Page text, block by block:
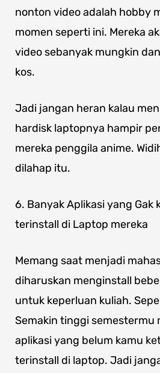
nonton video adalah hobby
momen seperti ini. Mereka
video sebanyak mungkin
kos.
Jadi jangan heran kalau
hardisk laptopnya hampir
mereka penggila anime.
dilahap itu.
6. Banyak Aplikasi yang Gak
terinstall di Laptop mereka
Memang saat menjadi
diharuskan menginstall
untuk keperluan kuliah.
Semakin tinggi semestermu
aplikasi yang belum kamu
terinstall di laptop. Jadi